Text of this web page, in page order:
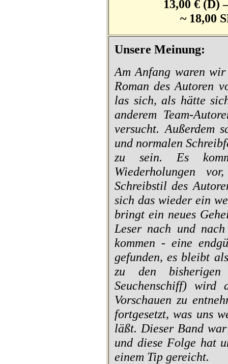
13,00 € (D)
~ 18,00
Unsere Meinung:
Am Anfang waren
Roman des Autoren
las sich, als hätte
anderem Team-
versucht. Außerdem
und normalen
zu sein. Es
Wiederholungen
Schreibstil des
sich das wieder ein
bringt ein neues
Leser nach und
kommen - eine
gefunden, es bleibt
zu den bisherigen
Seuchenschiff)
Vorschauen zu
fortgesetzt, was uns
läßt. Dieser Band
und diese Folge hat
einem Tip gereicht.